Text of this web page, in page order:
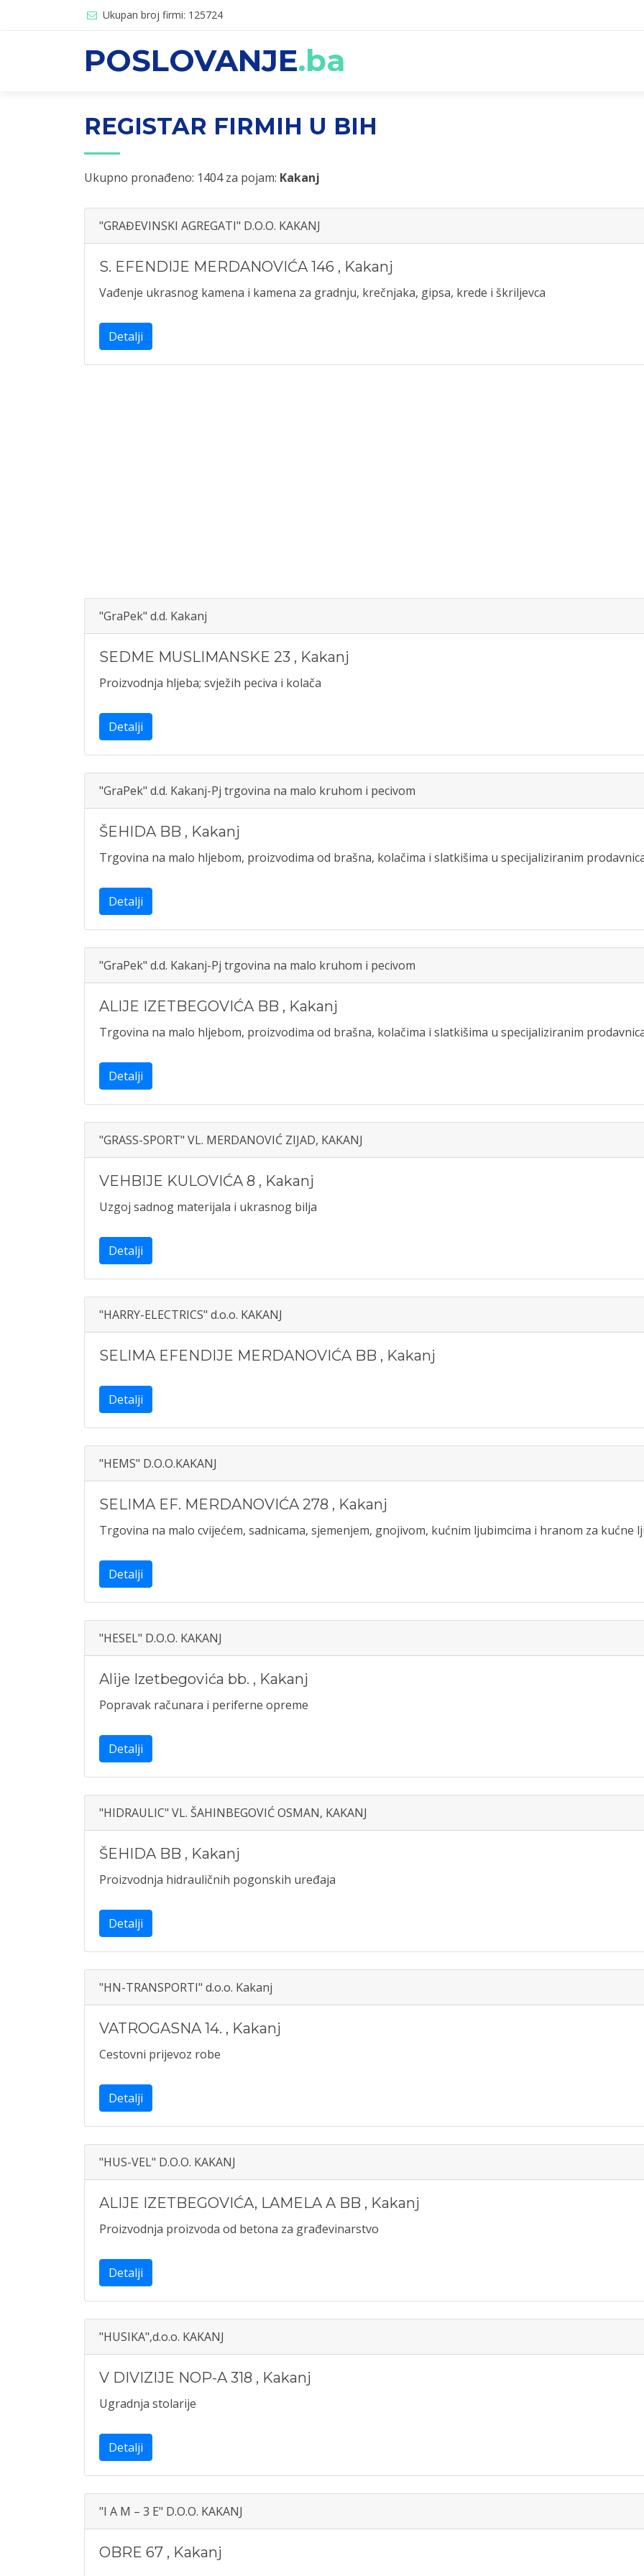
Ukupan broj firmi: 125724
POSLOVANJE.ba
REGISTAR FIRMIH U BIH
Ukupno pronađeno: 1404 za pojam: Kakanj
"GRAĐEVINSKI AGREGATI" D.O.O. KAKANJ
S. EFENDIJE MERDANOVIĆA 146 , Kakanj
Vađenje ukrasnog kamena i kamena za gradnju, krečnjaka, gipsa, krede i škriljevca
Detalji
"GraPek" d.d. Kakanj
SEDME MUSLIMANSKE 23 , Kakanj
Proizvodnja hljeba; svježih peciva i kolača
Detalji
"GraPek" d.d. Kakanj-Pj trgovina na malo kruhom i pecivom
ŠEHIDA BB , Kakanj
Trgovina na malo hljebom, proizvodima od brašna, kolačima i slatkišima u specijaliziranim
Detalji
"GraPek" d.d. Kakanj-Pj trgovina na malo kruhom i pecivom
ALIJE IZETBEGOVIĆA BB , Kakanj
Trgovina na malo hljebom, proizvodima od brašna, kolačima i slatkišima u specijaliziranim
Detalji
"GRASS-SPORT" VL. MERDANOVIĆ ZIJAD, KAKANJ
VEHBIJE KULOVIĆA 8 , Kakanj
Uzgoj sadnog materijala i ukrasnog bilja
Detalji
"HARRY-ELECTRICS" d.o.o. KAKANJ
SELIMA EFENDIJE MERDANOVIĆA BB , Kakanj
Detalji
"HEMS" D.O.O.KAKANJ
SELIMA EF. MERDANOVIĆA 278 , Kakanj
Trgovina na malo cvijećem, sadnicama, sjemenjem, gnojivom, kućnim ljubimcima i hranom za kućne
Detalji
"HESEL" D.O.O. KAKANJ
Alije Izetbegovića bb. , Kakanj
Popravak računara i periferne opreme
Detalji
"HIDRAULIC" VL. ŠAHINBEGOVIĆ OSMAN, KAKANJ
ŠEHIDA BB , Kakanj
Proizvodnja hidrauličnih pogonskih uređaja
Detalji
"HN-TRANSPORTI" d.o.o. Kakanj
VATROGASNA 14. , Kakanj
Cestovni prijevoz robe
Detalji
"HUS-VEL" D.O.O. KAKANJ
ALIJE IZETBEGOVIĆA, LAMELA A BB , Kakanj
Proizvodnja proizvoda od betona za građevinarstvo
Detalji
"HUSIKA",d.o.o. KAKANJ
V DIVIZIJE NOP-A 318 , Kakanj
Ugradnja stolarije
Detalji
"I A M – 3 E" D.O.O. KAKANJ
OBRE 67 , Kakanj